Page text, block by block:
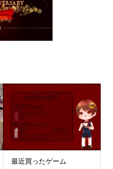
最近買ったゲーム